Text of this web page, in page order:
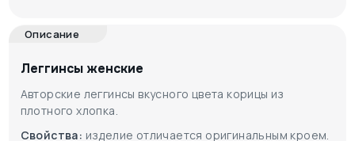
Описание
Леггинсы женские
Авторские леггинсы вкусного цвета корицы из
плотного хлопка.
Свойства: изделие отличается оригинальным кроем.